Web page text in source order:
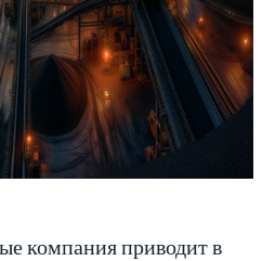
компания приводит в